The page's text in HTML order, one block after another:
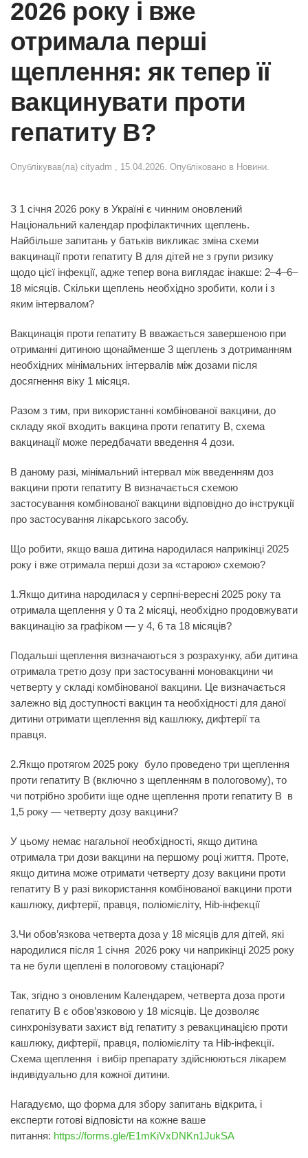
2026 року і вже
отримала перші
щеплення: як тепер її
вакцинувати проти
гепатиту В?
Опублікував(ла) cityadm 15.04.2026 . Опубліковано в Новини
З 1 січня 2026 року в Україні є чинним оновлений
Національний календар профілактичних щеплень.
Найбільше запитань у батьків викликає зміна схеми
вакцинації проти гепатиту В для дітей не з групи ризику
щодо цієї інфекції, адже тепер вона виглядає інакше: 2–4–6–
18 місяців. Скільки щеплень необхідно зробити, коли і з
яким інтервалом?
Вакцинація проти гепатиту B вважається завершеною при
отриманні дитиною щонайменше 3 щеплень з дотриманням
необхідних мінімальних інтервалів між дозами після
досягнення віку 1 місяця.
Разом з тим, при використанні комбінованої вакцини, до
складу якої входить вакцина проти гепатиту B, схема
вакцинації може передбачати введення 4 дози.
В даному разі, мінімальний інтервал між введенням доз
вакцини проти гепатиту B визначається схемою
застосування комбінованої вакцини відповідно до інструкції
про застосування лікарського засобу.
Що робити, якщо ваша дитина народилася наприкінці 2025
року і вже отримала перші дози за «старою» схемою?
1.Якщо дитина народилася у серпні-вересні 2025 року та
отримала щеплення у 0 та 2 місяці, необхідно продовжувати
вакцинацію за графіком — у 4, 6 та 18 місяців?
Подальші щеплення визначаються з розрахунку, аби дитина
отримала третю дозу при застосуванні моновакцини чи
четверту у складі комбінованої вакцини. Це визначається
залежно від доступності вакцин та необхідності для даної
дитини отримати щеплення від кашлюку, дифтерії та
правця.
2.Якщо протягом 2025 року було проведено три щеплення
проти гепатиту В (включно з щепленням в пологовому), то
чи потрібно зробити іще одне щеплення проти гепатиту В в
1,5 року — четверту дозу вакцини?
У цьому немає нагальної необхідності, якщо дитина
отримала три дози вакцини на першому році життя. Проте,
якщо дитина може отримати четверту дозу вакцини проти
гепатиту В у разі використання комбінованої вакцини проти
кашлюку, дифтерії, правця, поліомієліту, Hib-інфекції
3.Чи обов’язкова четверта доза у 18 місяців для дітей, які
народилися після 1 січня 2026 року чи наприкінці 2025 року
та не були щеплені в пологовому стаціонарі?
Так, згідно з оновленим Календарем, четверта доза проти
гепатиту В є обов’язковою у 18 місяців. Це дозволяє
синхронізувати захист від гепатиту з ревакцинацією проти
кашлюку, дифтерії, правця, поліомієліту та Hib-інфекції.
Схема щеплення і вибір препарату здійснюються лікарем
індивідуально для кожної дитини.
Нагадуємо, що форма для збору запитань відкрита, і
експерти готові відповісти на кожне ваше
питання: https://forms.gle/E1mKiVxDNKn1JukSA